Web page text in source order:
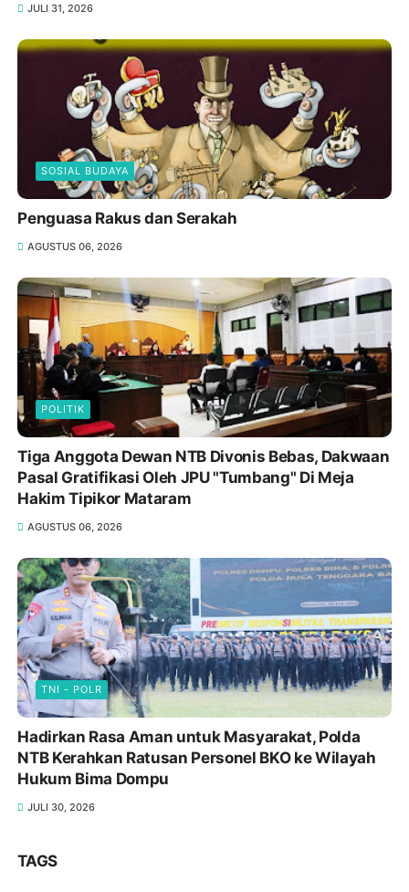
JULI 31, 2026
SOSIAL BUDAYA
Penguasa Rakus dan Serakah
AGUSTUS 06, 2026
POLITIK
Tiga Anggota Dewan NTB Divonis Bebas, Dakwaan
Pasal Gratifikasi Oleh JPU "Tumbang" Di Meja
Hakim Tipikor Mataram
AGUSTUS 06, 2026
TNI - POLR
Hadirkan Rasa Aman untuk Masyarakat, Polda
NTB Kerahkan Ratusan Personel BKO ke Wilayah
Hukum Bima Dompu
JULI 30, 2026
TAGS